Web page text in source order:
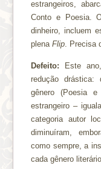
estrangeiros,
Conto e Poesia.
dinheiro, incluem
plenaFlip . Precisa
Defeito:
Este
redução
gênero (Poesia
estrangeiro –
categoria autor
diminuíram,
como sempre, a
cada gênero